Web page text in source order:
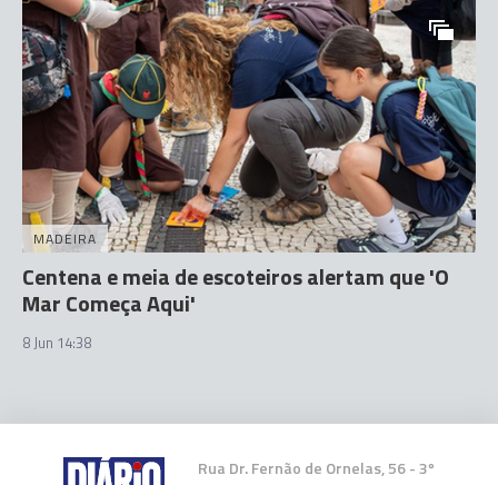
MADEIRA
Centena e meia de escoteiros alertam que 'O
Mar Começa Aqui'
8 Jun 14:38
Rua Dr. Fernão de Ornelas, 56 - 3º